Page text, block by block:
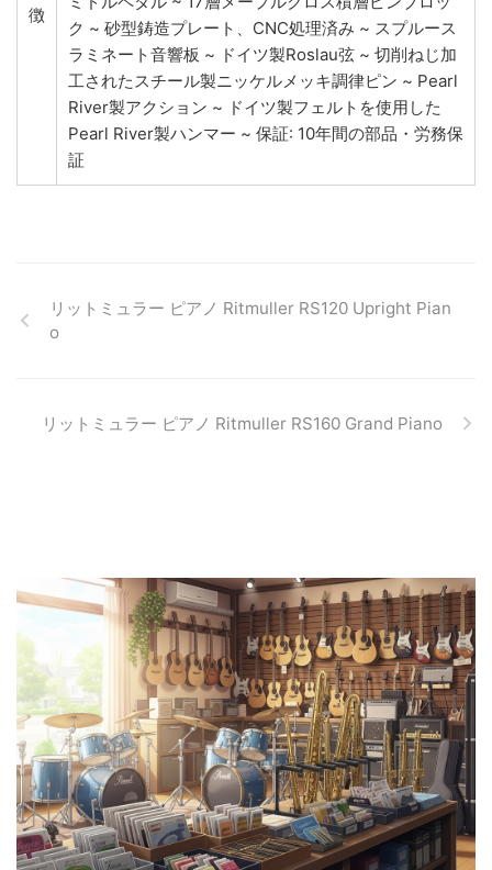
徴
ク ~ 砂型鋳造プレート、CNC処理済み ~ スプルース
ラミネート音響板 ~ ドイツ製Roslau弦 ~ 切削ねじ加
工されたスチール製ニッケルメッキ調律ピン ~ Pearl
River製アクション ~ ドイツ製フェルトを使用した
Pearl River製ハンマー ~ 保証: 10年間の部品・労務保
証
リットミュラー ピアノ Ritmuller RS120 Upright Pian
o
リットミュラー ピアノ Ritmuller RS160 Grand Piano